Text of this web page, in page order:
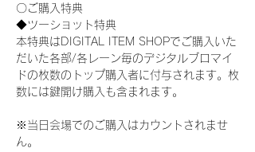
〇ご購入特典
◆ツーショット特典
本特典はDIGITAL ITEM SHOPでご購入いた
だいた各部/各レーン毎のデジタルブロマイ
ドの枚数のトップ購入者に付与されます。枚
数には鍵開け購入も含まれます。
※当日会場でのご購入はカウントされませ
ん。